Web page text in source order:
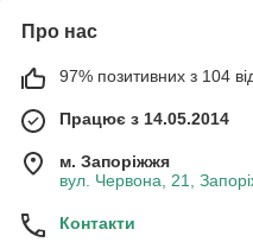
Про нас
97% позитивних з 104
Працює з 14.05.2014
м. Запоріжжя
вул. Червона, 21,
Контакти